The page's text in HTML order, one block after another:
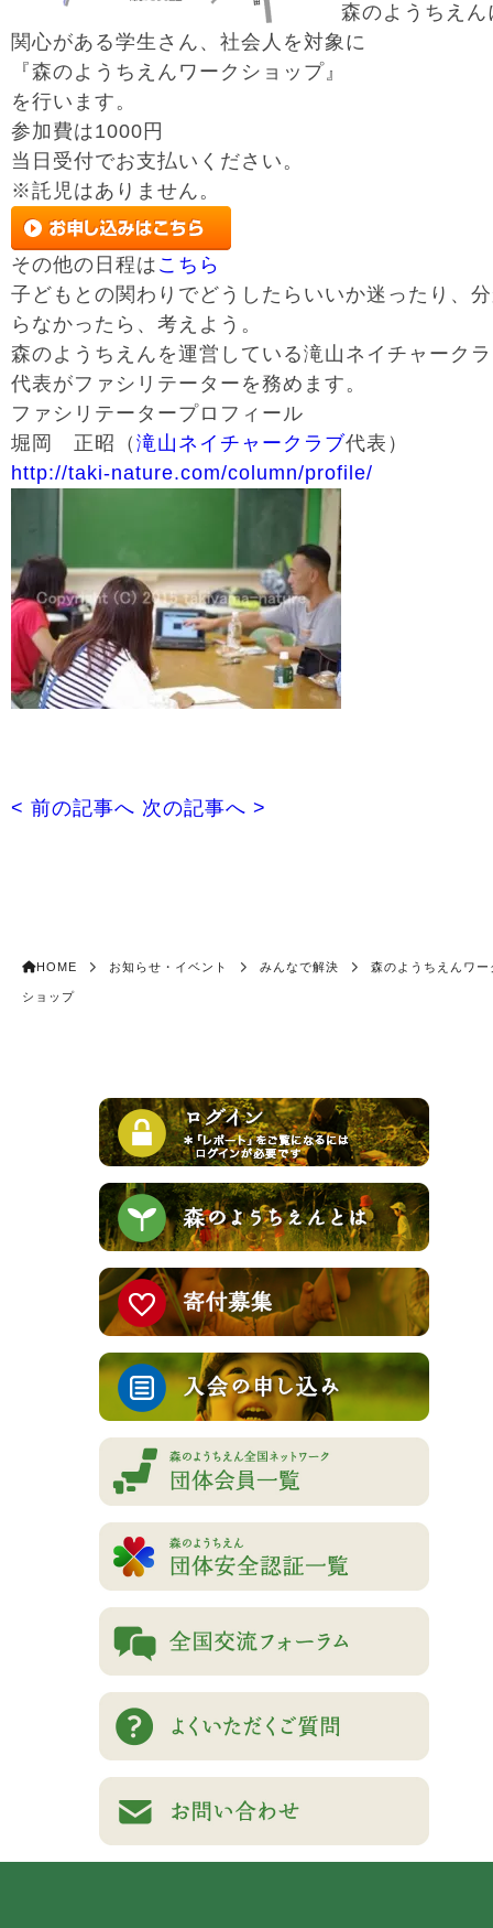
森のようちえん
関心がある学生さん、社会人を対象に
『森のようちえんワークショップ』
を行います。
参加費は1000円
当日受付でお支払いください。
※託児はありません。
その他の日程は こちら
子どもとの関わりでどうしたらいいか迷ったり、
らなかったら、考えよう。
森のようちえんを運営している滝山ネイチャーク
代表がファシリテーターを務めます。
ファシリテータープロフィール
堀岡 正昭（ 滝山ネイチャークラブ代表）
http://taki-nature.com/column/profile/
< 前の記事へ 次の記事へ >
HOME お知らせ・イベント みんなで解決 森のようちえんワー
ショップ